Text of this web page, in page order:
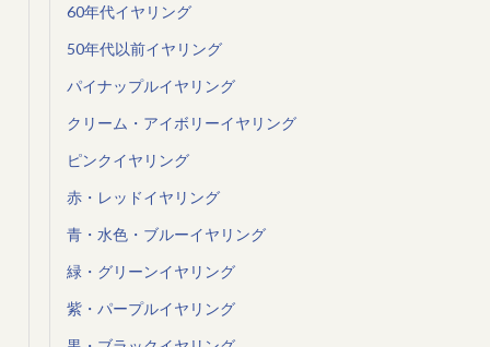
60年代イヤリング
50年代以前イヤリング
パイナップルイヤリング
クリーム・アイボリーイヤリング
ピンクイヤリング
赤・レッドイヤリング
青・水色・ブルーイヤリング
緑・グリーンイヤリング
紫・パープルイヤリング